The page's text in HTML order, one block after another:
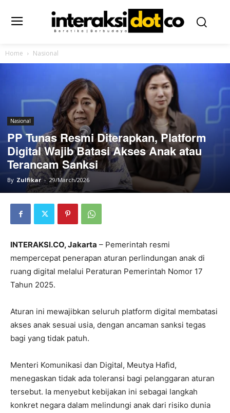
Home Nasional
Nasional
PP Tunas Resmi Diterapkan, Platform
Digital Wajib Batasi Akses Anak atau
Terancam Sanksi
By Zulfikar - 29/March/2026
INTERAKSI.CO, Jakarta – Pemerintah resmi
mempercepat penerapan aturan perlindungan anak di
ruang digital melalui Peraturan Pemerintah Nomor 17
Tahun 2025.
Aturan ini mewajibkan seluruh platform digital membatasi
akses anak sesuai usia, dengan ancaman sanksi tegas
bagi yang tidak patuh.
Menteri Komunikasi dan Digital, Meutya Hafid,
menegaskan tidak ada toleransi bagi pelanggaran aturan
tersebut. Ia menyebut kebijakan ini sebagai langkah
konkret negara dalam melindungi anak dari risiko dunia